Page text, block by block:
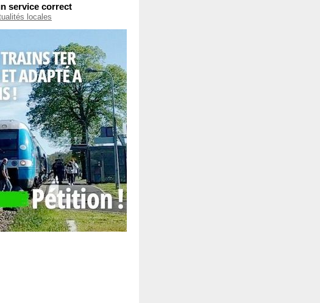
service correct
locales